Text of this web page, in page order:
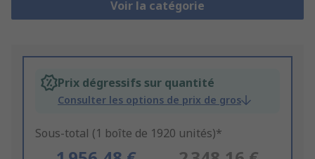
Voir la catégorie
Prix dégressifs sur quantité
Consulter les options de prix de gros
Sous-total (1 boîte de 1920 unités)*